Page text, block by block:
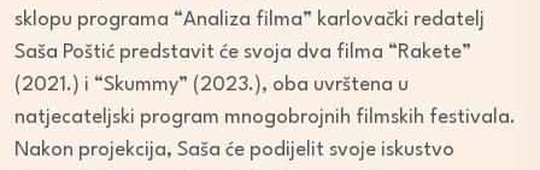
sklopu programa “Analiza filma” karlovački redatelj
Saša Poštić predstavit će svoja dva filma “Rakete”
(2021.) i “Skummy” (2023.), oba uvrštena u
natjecateljski program mnogobrojnih filmskih festivala.
Nakon projekcija, Saša će podijelit svoje iskustvo